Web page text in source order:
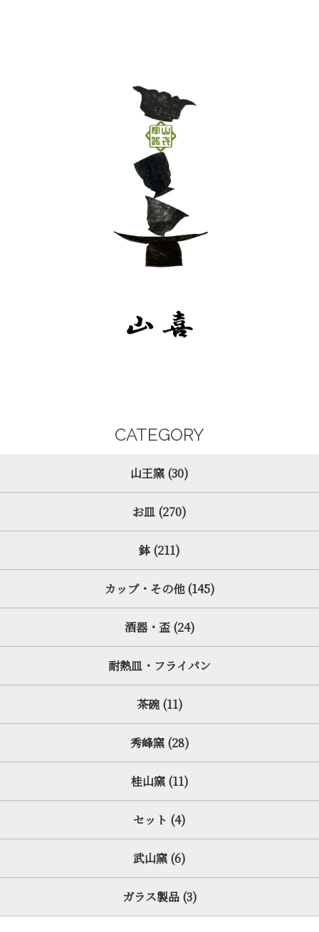
CATEGORY
山王窯 (30)
お皿 (270)
鉢 (211)
カップ・その他 (145)
酒器・盃 (24)
耐熱皿・フライパン
茶碗 (11)
秀峰窯 (28)
桂山窯 (11)
セット (4)
武山窯 (6)
ガラス製品 (3)